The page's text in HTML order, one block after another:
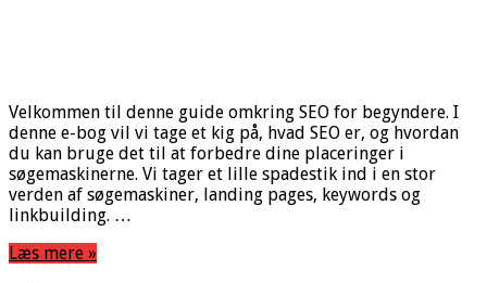
Velkommen til denne guide omkring SEO for begyndere. I
denne e-bog vil vi tage et kig på, hvad SEO er, og hvordan
du kan bruge det til at forbedre dine placeringer i
søgemaskinerne. Vi tager et lille spadestik ind i en stor
verden af søgemaskiner, landing pages, keywords og
linkbuilding. …
Læs mere »